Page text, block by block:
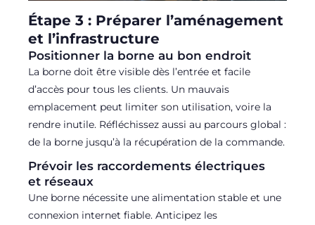
Étape 3 : Préparer l’aménagement
et l’infrastructure
Positionner la borne au bon endroit
La borne doit être visible dès l’entrée et facile
d’accès pour tous les clients. Un mauvais
emplacement peut limiter son utilisation, voire la
rendre inutile. Réfléchissez aussi au parcours global :
de la borne jusqu’à la récupération de la commande.
Prévoir les raccordements électriques
et réseaux
Une borne nécessite une alimentation stable et une
connexion internet fiable. Anticipez les